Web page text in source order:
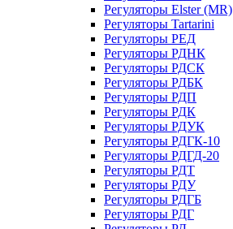
Регуляторы Elster (MR)
Регуляторы Tartarini
Регуляторы РЕД
Регуляторы РДНК
Регуляторы РДСК
Регуляторы РДБК
Регуляторы РДП
Регуляторы РДК
Регуляторы РДУК
Регуляторы РДГК-10
Регуляторы РДГД-20
Регуляторы РДТ
Регуляторы РДУ
Регуляторы РДГБ
Регуляторы РДГ